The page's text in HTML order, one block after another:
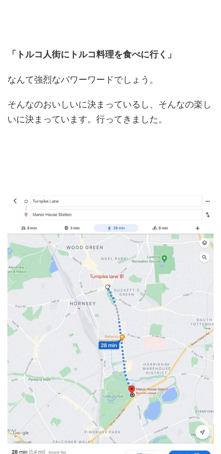
「トルコ人街にトルコ料理を食べに行く」
なんて強烈なパワーワードでしょう。
そんなのおいしいに決まっているし、そんなの楽し
いに決まっています。行ってきました。